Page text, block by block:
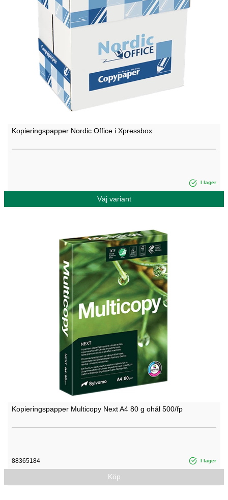
Kopieringspapper Nordic Office i Xpressbox
I lager
Väj variant
Kopieringspapper Multicopy Next A4 80 g ohål 500/fp
88365184 I lager
Köp